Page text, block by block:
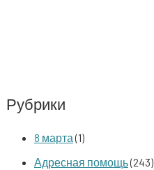
Рубрики
8 марта(1)
Адресная помощь(243)